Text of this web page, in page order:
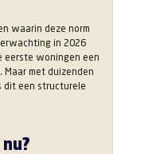
waarin deze norm
in 2026
eerste woningen een
met duizenden
dit een structurele